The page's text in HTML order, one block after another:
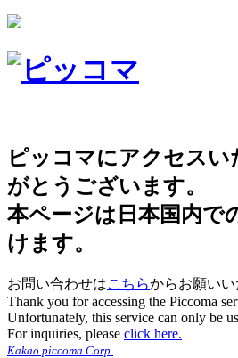
ピッコマにアクセスい
がとうございます。
本ページは日本国内で
けます。
お問い合わせはこちらからお願いい
Thank you for accessing the Piccoma
Unfortunately, this service can only be
For inquiries, please click here.
Kakao piccoma Corp.